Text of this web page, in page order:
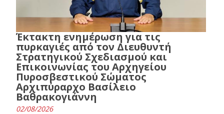
Έκτακτη ενημέρωση για τις
πυρκαγιές από τον Διευθυντή
Στρατηγικού Σχεδιασμού και
Επικοινωνίας του Αρχηγείου
Πυροσβεστικού Σώματος
Αρχιπύραρχο Βασίλειο
Βαθρακογιάννη
02/08/2026